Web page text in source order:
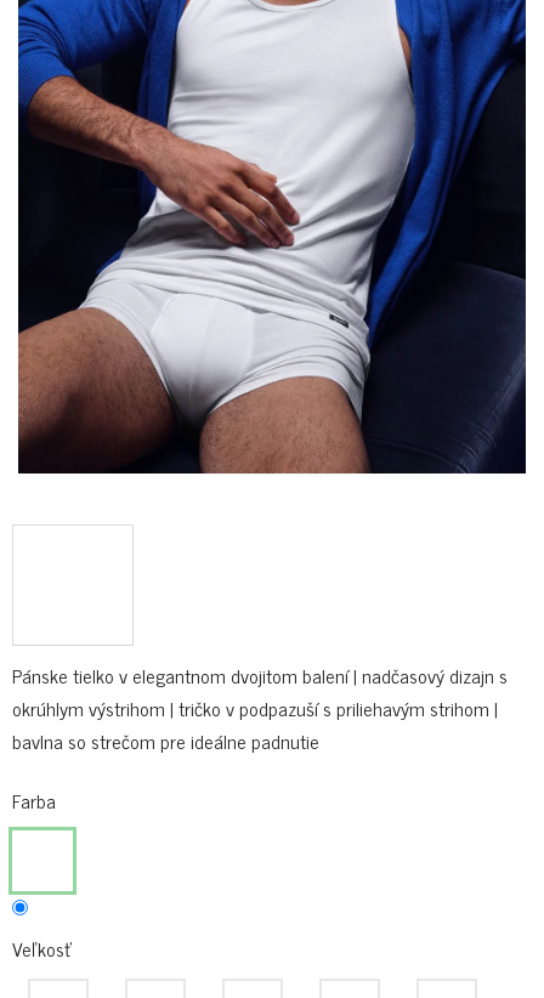
Pánske tielko v elegantnom dvojitom balení | nadčasový dizajn s
okrúhlym výstrihom | tričko v podpazuší s priliehavým strihom |
bavlna so strečom pre ideálne padnutie
Farba
Veľkosť